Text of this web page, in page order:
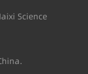
Science